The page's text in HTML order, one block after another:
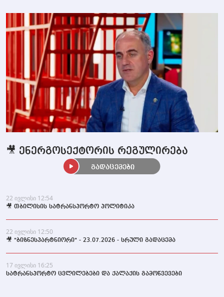
22 ივლისი 12:54
🎥 თბილისის სატრანსპორტო პოლიტიკა
22 ივლისი 12:50
🎥 "ბიზნესპარტნიორი" - 23.07.2026 - სრული გადაცემა
17 ივლისი 16:25
სატრანსპორტო ცვლილებები და ქალაქის გამოწვევები
🎥 ენერგოსექტორის რეგულირება
გადაცემები